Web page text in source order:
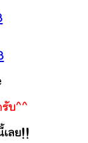
รับ^^
ลย!!